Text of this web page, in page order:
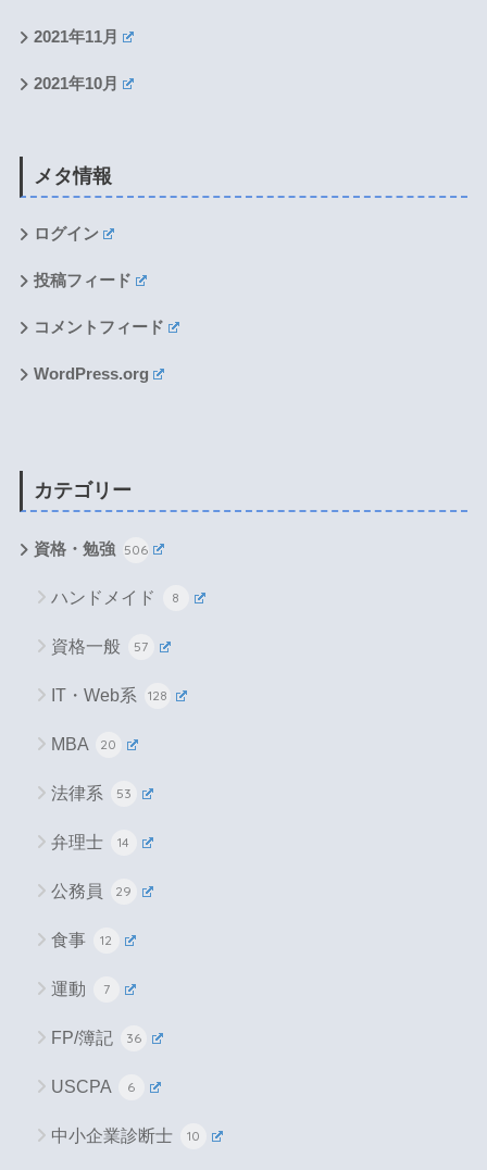
2021年11月
2021年10月
メタ情報
ログイン
投稿フィード
コメントフィード
WordPress.org
カテゴリー
資格・勉強 506
ハンドメイド 8
資格一般 57
IT・Web系 128
MBA 20
法律系 53
弁理士 14
公務員 29
食事 12
運動 7
FP/簿記 36
USCPA 6
中小企業診断士 10